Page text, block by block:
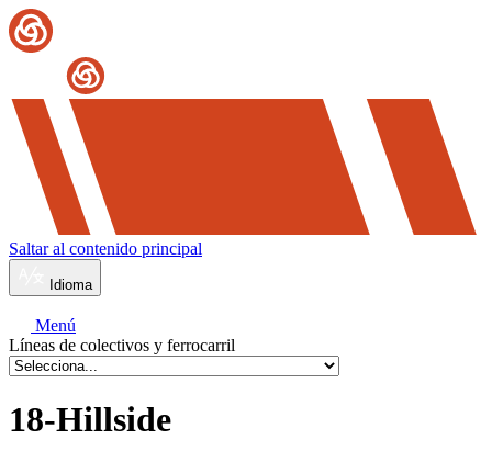
Saltar al contenido principal
Idioma
Menú
Líneas de colectivos y ferrocarril
18-Hillside